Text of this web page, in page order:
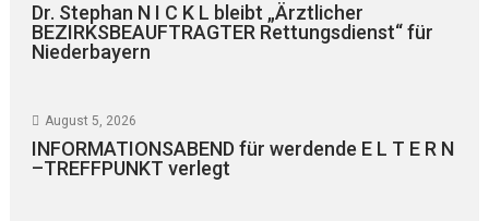
Dr. Stephan N I C K L bleibt „Ärztlicher
BEZIRKSBEAUFTRAGTER Rettungsdienst“ für
Niederbayern
August 5, 2026
INFORMATIONSABEND für werdende E L T E R N
–TREFFPUNKT verlegt